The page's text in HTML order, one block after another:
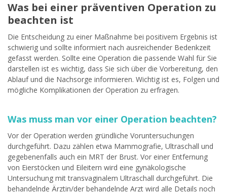
Was bei einer präventiven Operation zu
beachten ist
Die Entscheidung zu einer Maßnahme bei positivem Ergebnis ist
schwierig und sollte informiert nach ausreichender Bedenkzeit
gefasst werden. Sollte eine Operation die passende Wahl für Sie
darstellen ist es wichtig, dass Sie sich über die Vorbereitung, den
Ablauf und die Nachsorge informieren. Wichtig ist es, Folgen und
mögliche Komplikationen der Operation zu erfragen.
Was muss man vor einer Operation beachten?
Vor der Operation werden gründliche Voruntersuchungen
durchgeführt. Dazu zählen etwa Mammografie, Ultraschall und
gegebenenfalls auch ein MRT der Brust. Vor einer Entfernung
von Eierstöcken und Eileitern wird eine gynäkologische
Untersuchung mit transvaginalem Ultraschall durchgeführt. Die
behandelnde Ärztin/der behandelnde Arzt wird alle Details noch